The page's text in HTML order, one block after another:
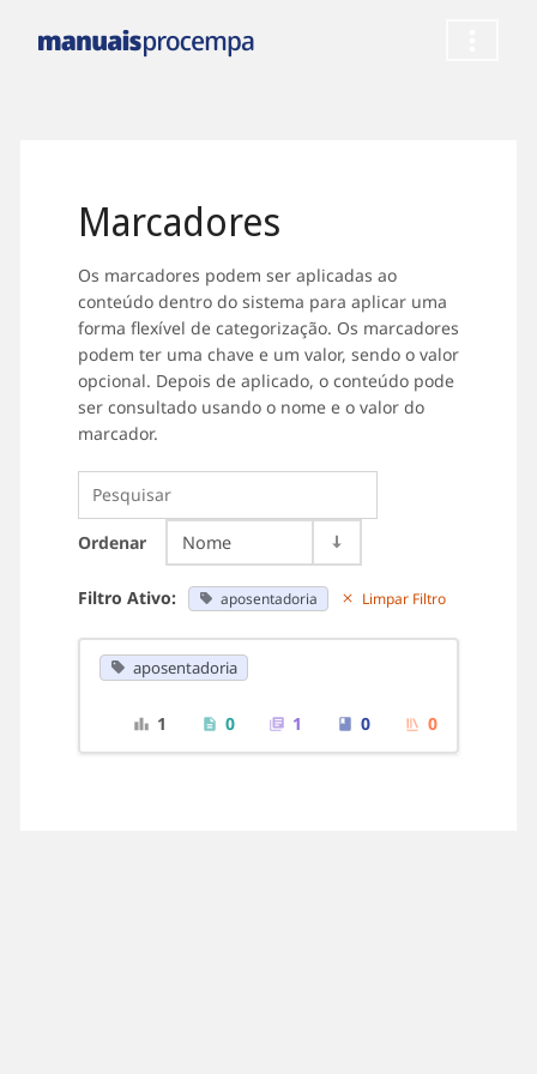
Marcadores
Os marcadores podem ser aplicadas ao
conteúdo dentro do sistema para aplicar uma
forma flexível de categorização. Os marcadores
podem ter uma chave e um valor, sendo o valor
opcional. Depois de aplicado, o conteúdo pode
ser consultado usando o nome e o valor do
marcador.
Ordenar Nome
Filtro Ativo: aposentadoria Limpar Filtro
aposentadoria
1 0 1 0 0